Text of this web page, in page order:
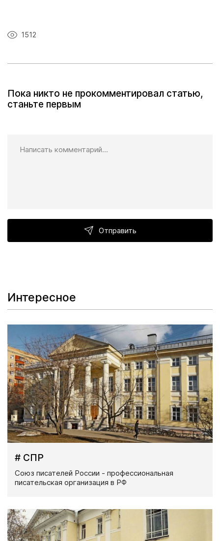
1512
Пока никто не прокомментировал статью,
станьте первым
Отправить
Интересное
# СПР
Союз писателей России - профессиональная
писательская организация в РФ